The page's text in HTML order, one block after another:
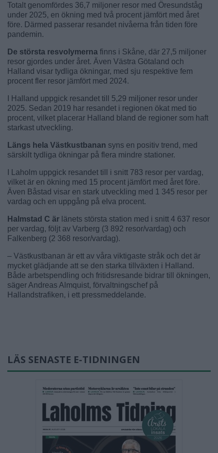
Totalt genomfördes 36,7 miljoner resor med Öresundståg
under 2025, en ökning med två procent jämfört med året
före. Därmed passerar resandet nivåerna från tiden före
pandemin.
De största resvolymerna finns i Skåne, där 27,5 miljoner
resor gjordes under året. Även Västra Götaland och
Halland visar tydliga ökningar, med sju respektive fem
procent fler resor jämfört med 2024.
I Halland uppgick resandet till 5,29 miljoner resor under
2025. Sedan 2019 har resandet i regionen ökat med tio
procent, vilket placerar Halland bland de regioner som haft
starkast utveckling.
Längs hela Västkustbanan syns en positiv trend, med
särskilt tydliga ökningar på flera mindre stationer.
I Laholm uppgick resandet till i snitt 783 resor per vardag,
vilket är en ökning med 15 procent jämfört med året före.
Även Båstad visar en stark utveckling med 1 345 resor per
vardag och en uppgång på elva procent.
Halmstad C är länets största station med i snitt 4 637 resor
per vardag, följt av Varberg (3 892 resor/vardag) och
Falkenberg (2 368 resor/vardag).
– Västkustbanan är ett av våra viktigaste stråk och det är
mycket glädjande att se den starka tillväxten i Halland.
Både arbetspendling och fritidsresande bidrar till ökningen,
säger Andreas Almquist, förvaltningschef på
Hallandstrafiken, i ett pressmeddelande.
LÄS SENASTE E-TIDNINGEN